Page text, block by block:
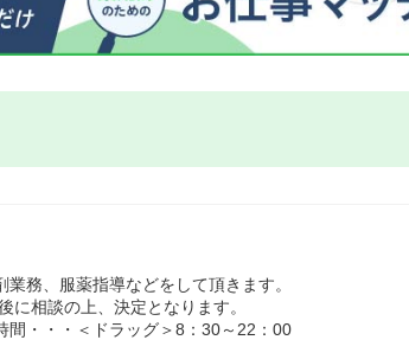
業務、服薬指導などをして頂きます。
に相談の上、決定となります。
間・・・＜ドラッグ＞8：30～22：00